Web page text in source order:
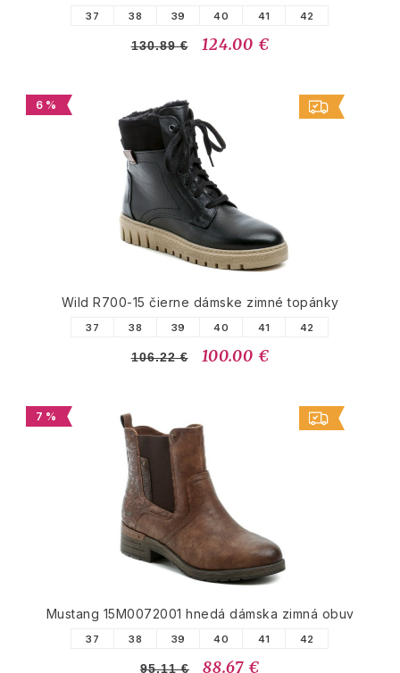
37 38 39 40 41 42
130.89 € 124.00 €
6 %
Wild R700-15 čierne dámske zimné topánky
37 38 39 40 41 42
106.22 € 100.00 €
7 %
Mustang 15M0072001 hnedá dámska zimná obuv
37 38 39 40 41 42
95.11 € 88.67 €